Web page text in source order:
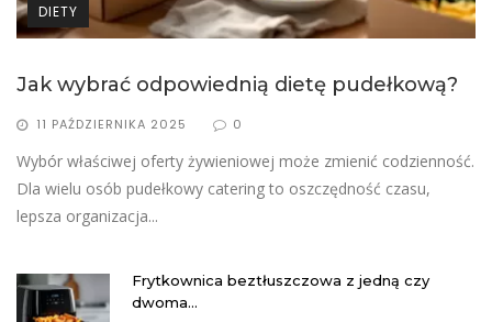
DIETY
Jak wybrać odpowiednią dietę pudełkową?
11 PAŹDZIERNIKA 2025 0
Wybór właściwej oferty żywieniowej może zmienić codzienność.
Dla wielu osób pudełkowy catering to oszczędność czasu,
lepsza organizacja...
Frytkownica beztłuszczowa z jedną czy
dwoma...